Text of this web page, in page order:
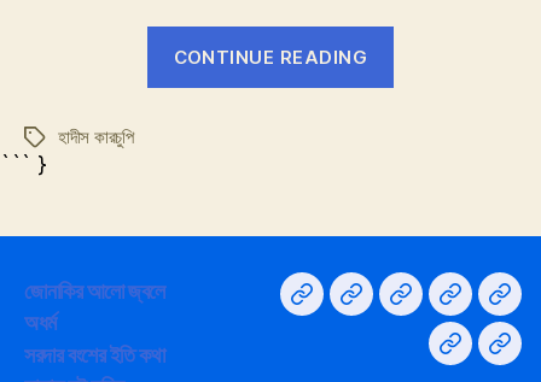
CONTINUE READING
Tagsহাদীস কারচুপি
``` }
জোনাকির আলো জ্বলে
অধর্ম
সরদার বংশের ইতি কথা
Home
না
Privacy
Policy
সরদার
বংশের
ইতি
সালাত সালাত